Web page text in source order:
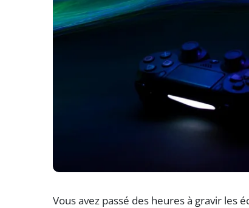
Vous avez passé des heures à gravir les